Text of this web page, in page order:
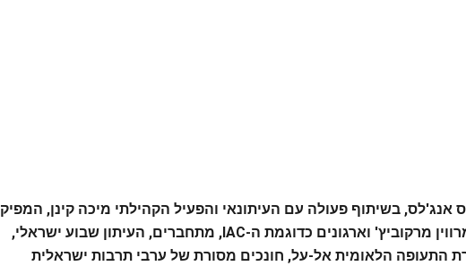
אנג'לס, בשיתוף פעולה עם העיתונאי והפעיל הקהילתי מיכה קינן, המפיק
בועז הילל, איש העסקים מרווין מרקוביץ' וארגונים כדוגמת ה-IAC, מתחברים, העיתון שבוע ישראלי,
התעופה הלאומית אל-על, חונכים מסורת של ערבי תרבות ישראלית